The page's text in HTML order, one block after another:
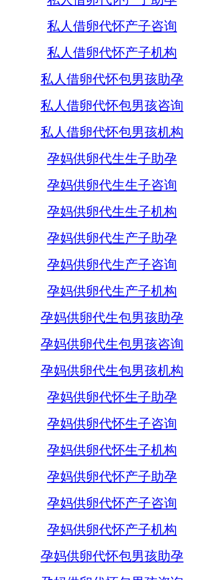
私人借卵代怀产子咨询
私人借卵代怀产子机构
私人借卵代怀包男孩助孕
私人借卵代怀包男孩咨询
私人借卵代怀包男孩机构
孕妈供卵代生生子助孕
孕妈供卵代生生子咨询
孕妈供卵代生生子机构
孕妈供卵代生产子助孕
孕妈供卵代生产子咨询
孕妈供卵代生产子机构
孕妈供卵代生包男孩助孕
孕妈供卵代生包男孩咨询
孕妈供卵代生包男孩机构
孕妈供卵代怀生子助孕
孕妈供卵代怀生子咨询
孕妈供卵代怀生子机构
孕妈供卵代怀产子助孕
孕妈供卵代怀产子咨询
孕妈供卵代怀产子机构
孕妈供卵代怀包男孩助孕